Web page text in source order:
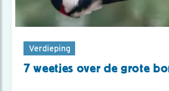
Verdieping
7 weetjes over de grote